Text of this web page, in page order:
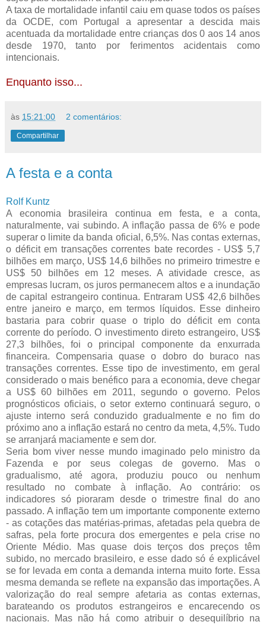
A taxa de mortalidade infantil caiu em quase todos os países
da OCDE, com Portugal a apresentar a descida mais
acentuada da mortalidade entre crianças dos 0 aos 14 anos
desde 1970, tanto por ferimentos acidentais como
intencionais.
Enquanto isso...
às 15:21:00 2 comentários:
Compartilhar
A festa e a conta
Rolf Kuntz
A economia brasileira continua em festa, e a conta,
naturalmente, vai subindo. A inflação passa de 6% e pode
superar o limite da banda oficial, 6,5%. Nas contas externas,
o déficit em transações correntes bate recordes - US$ 5,7
bilhões em março, US$ 14,6 bilhões no primeiro trimestre e
US$ 50 bilhões em 12 meses. A atividade cresce, as
empresas lucram, os juros permanecem altos e a inundação
de capital estrangeiro continua. Entraram US$ 42,6 bilhões
entre janeiro e março, em termos líquidos. Esse dinheiro
bastaria para cobrir quase o triplo do déficit em conta
corrente do período. O investimento direto estrangeiro, US$
27,3 bilhões, foi o principal componente da enxurrada
financeira. Compensaria quase o dobro do buraco nas
transações correntes. Esse tipo de investimento, em geral
considerado o mais benéfico para a economia, deve chegar
a US$ 60 bilhões em 2011, segundo o governo. Pelos
prognósticos oficiais, o setor externo continuará seguro, o
ajuste interno será conduzido gradualmente e no fim do
próximo ano a inflação estará no centro da meta, 4,5%. Tudo
se arranjará maciamente e sem dor.
Seria bom viver nesse mundo imaginado pelo ministro da
Fazenda e por seus colegas de governo. Mas o
gradualismo, até agora, produziu pouco ou nenhum
resultado no combate à inflação. Ao contrário: os
indicadores só pioraram desde o trimestre final do ano
passado. A inflação tem um importante componente externo
- as cotações das matérias-primas, afetadas pela quebra de
safras, pela forte procura dos emergentes e pela crise no
Oriente Médio. Mas quase dois terços dos preços têm
subido, no mercado brasileiro, e esse dado só é explicável
se for levada em conta a demanda interna muito forte. Essa
mesma demanda se reflete na expansão das importações. A
valorização do real sempre afetaria as contas externas,
barateando os produtos estrangeiros e encarecendo os
nacionais. Mas não há como atribuir o desequilíbrio na